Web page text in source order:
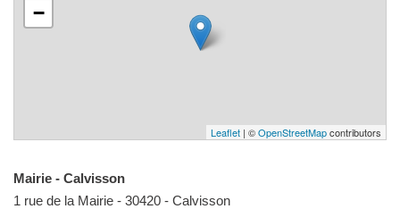
−
Leaflet | ©OpenStreetMapcontributors
Mairie - Calvisson
1 rue de la Mairie - 30420 - Calvisson